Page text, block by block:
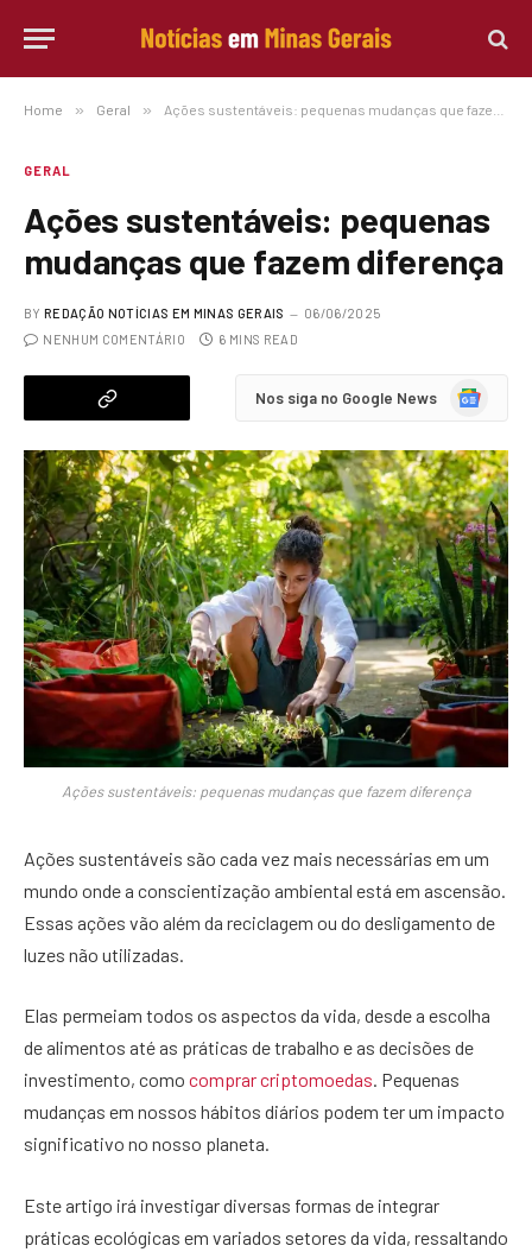
Home » Geral » Ações sustentáveis: pequenas mudanças que fazem diferença
GERAL
Ações sustentáveis: pequenas
mudanças que fazem diferença
BY REDAÇÃO NOTÍCIAS EM MINAS GERAIS
06/06/2025
NENHUM COMENTÁRIO
6 MINS READ
Nos siga no Google News
Google
Ações sustentáveis: pequenas mudanças que fazem diferença
Ações sustentáveis são cada vez mais necessárias em um
mundo onde a conscientização ambiental está em ascensão.
Essas ações vão além da reciclagem ou do desligamento de
luzes não utilizadas.
Elas permeiam todos os aspectos da vida, desde a escolha
de alimentos até as práticas de trabalho e as decisões de
investimento, como comprar criptomoedas. Pequenas
mudanças em nossos hábitos diários podem ter um impacto
significativo no nosso planeta.
Este artigo irá investigar diversas formas de integrar
práticas ecológicas em variados setores da vida, ressaltando